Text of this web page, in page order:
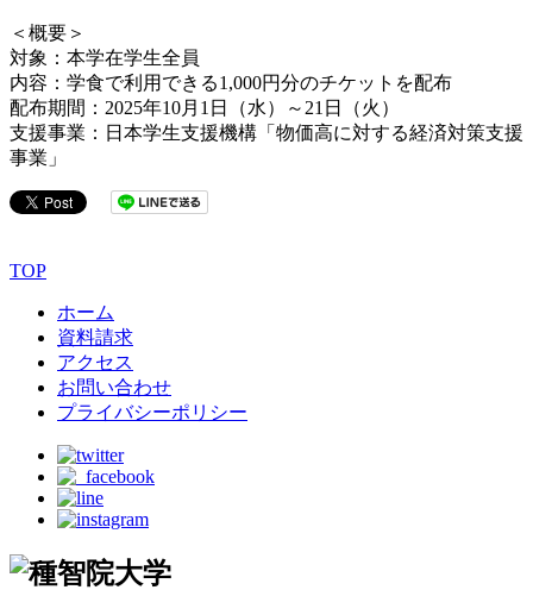
＜概要＞
対象：本学在学生全員
内容：学食で利用できる1,000円分のチケットを配布
配布期間：2025年10月1日（水）～21日（火）
支援事業：日本学生支援機構「物価高に対する経済対策支援
事業」
TOP
ホーム
資料請求
アクセス
お問い合わせ
プライバシーポリシー